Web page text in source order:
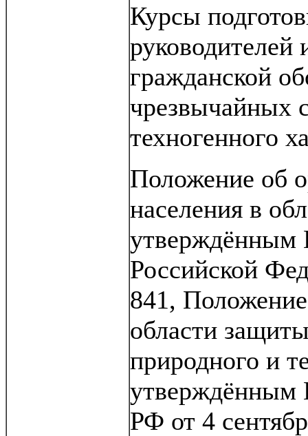
Курсы
руководителей
гражданской
чрезвычайных
техногенного
Положение об
населения в
утверждённым
Российской
841, Положение
области
природного и
утверждённым
РФ от 4